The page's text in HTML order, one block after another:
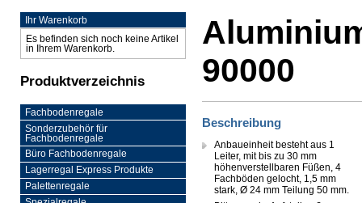
Ihr Warenkorb
Es befinden sich noch keine Artikel
in Ihrem Warenkorb.
Produktverzeichnis
Fachbodenregale
Sonderzubehör für
Fachbodenregale
Büro Fachbodenregale
Lagerregal Express Produkte
Palettenregale
90000
Beschreibung
Anbaueinheit besteht aus 1
Leiter, mit bis zu 30 mm
höhenverstellbaren Füßen, 4
Fachböden gelocht, 1,5 mm
stark, Ø 24 mm Teilung 50 mm.